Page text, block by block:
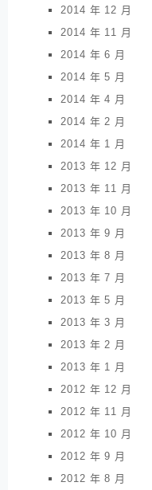
2014 年 12 月
2014 年 11 月
2014 年 6 月
2014 年 5 月
2014 年 4 月
2014 年 2 月
2014 年 1 月
2013 年 12 月
2013 年 11 月
2013 年 10 月
2013 年 9 月
2013 年 8 月
2013 年 7 月
2013 年 5 月
2013 年 3 月
2013 年 2 月
2013 年 1 月
2012 年 12 月
2012 年 11 月
2012 年 10 月
2012 年 9 月
2012 年 8 月